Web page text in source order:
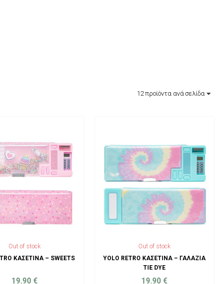
Out of stock
ΚΑΣΕΤΊΝΑ – SWEETS
19.90 €
Out of stock
YOLO RETRO ΚΑΣΕΤΊΝΑ – ΓΑΛΆΖΙΑ
TIE DYE
19.90€